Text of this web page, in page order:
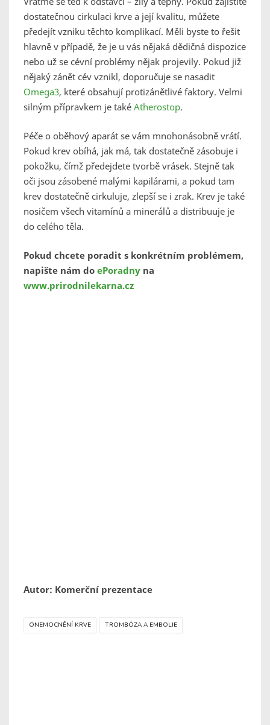
dostatečnou cirkulaci krve a její kvalitu, můžete
předejít vzniku těchto komplikací. Měli byste to řešit
hlavně v případě, že je u vás nějaká dědičná dispozice
nebo už se cévní problémy nějak projevily. Pokud již
nějaký zánět cév vznikl, doporučuje se nasadit
Omega3, které obsahují protizánětlivé faktory. Velmi
silným přípravkem je také Atherostop.
Péče o oběhový aparát se vám mnohonásobně vrátí.
Pokud krev obíhá, jak má, tak dostatečně zásobuje i
pokožku, čímž předejdete tvorbě vrásek. Stejně tak
oči jsou zásobené malými kapilárami, a pokud tam
krev dostatečně cirkuluje, zlepší se i zrak. Krev je také
nosičem všech vitamínů a minerálů a distribuuje je
do celého těla.
Pokud chcete poradit s konkrétním problémem,
napište nám do ePoradny na
www.prirodnilekarna.cz
Autor: Komerční prezentace
ONEMOCNĚNÍ KRVE TROMBÓZA A EMBOLIE